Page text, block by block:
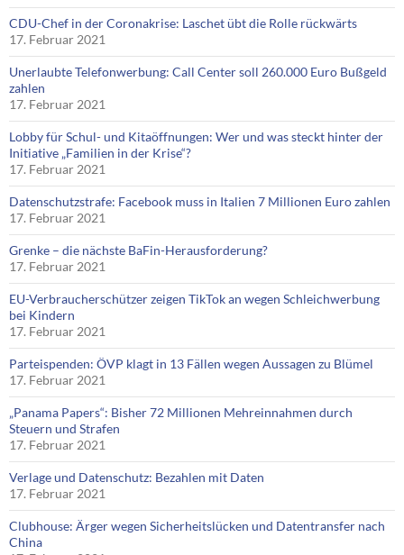
CDU-Chef in der Coronakrise: Laschet übt die Rolle rückwärts
17. Februar 2021
Unerlaubte Telefonwerbung: Call Center soll 260.000 Euro Bußgeld
zahlen
17. Februar 2021
Lobby für Schul- und Kitaöffnungen: Wer und was steckt hinter der
Initiative „Familien in der Krise“?
17. Februar 2021
Datenschutzstrafe: Facebook muss in Italien 7 Millionen Euro zahlen
17. Februar 2021
Grenke – die nächste BaFin-Herausforderung?
17. Februar 2021
EU-Verbraucherschützer zeigen TikTok an wegen Schleichwerbung
bei Kindern
17. Februar 2021
Parteispenden: ÖVP klagt in 13 Fällen wegen Aussagen zu Blümel
17. Februar 2021
„Panama Papers“: Bisher 72 Millionen Mehreinnahmen durch
Steuern und Strafen
17. Februar 2021
Verlage und Datenschutz: Bezahlen mit Daten
17. Februar 2021
Clubhouse: Ärger wegen Sicherheitslücken und Datentransfer nach
China